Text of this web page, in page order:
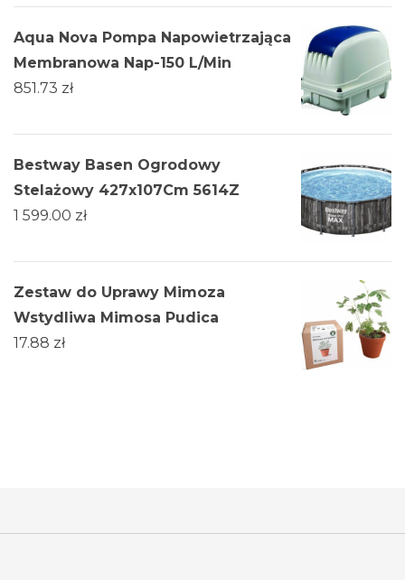
Aqua Nova Pompa Napowietrzająca
Membranowa Nap-150 L/Min
851.73 zł
Bestway Basen Ogrodowy
Stelażowy 427x107Cm 5614Z
1 599.00 zł
Zestaw do Uprawy Mimoza
Wstydliwa Mimosa Pudica
17.88 zł